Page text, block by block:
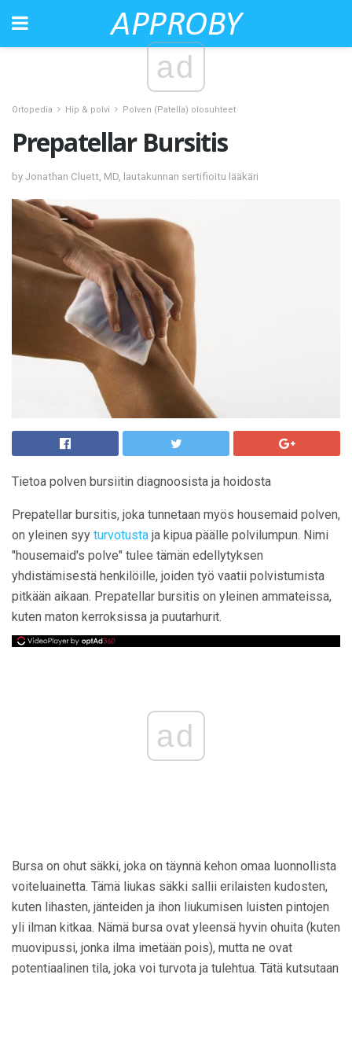
ad
Ortopedia Hip & polvi Polven (Patella) olosuhteet
Prepatellar Bursitis
by Jonathan Cluett, MD, lautakunnan sertifioitu lääkäri
Tietoa polven bursiitin diagnoosista ja hoidosta
Prepatellar bursitis, joka tunnetaan myös housemaid polven,
on yleinen syy turvotusta ja kipua päälle polvilumpun. Nimi
"housemaid's polve" tulee tämän edellytyksen
yhdistämisestä henkilöille, joiden työ vaatii polvistumista
pitkään aikaan. Prepatellar bursitis on yleinen ammateissa,
kuten maton kerroksissa ja puutarhurit.
ad
Bursa on ohut säkki, joka on täynnä kehon omaa luonnollista
voiteluainetta. Tämä liukas säkki sallii erilaisten kudosten,
kuten lihasten, jänteiden ja ihon liukumisen luisten pintojen
yli ilman kitkaa. Nämä bursa ovat yleensä hyvin ohuita (kuten
muovipussi, jonka ilma imetään pois), mutta ne ovat
potentiaalinen tila, joka voi turvota ja tulehtua. Tätä kutsutaan